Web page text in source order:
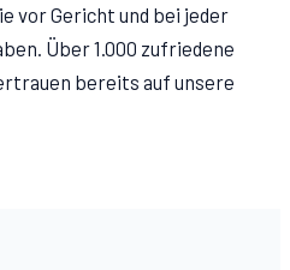
vor Gericht und bei jeder
Über 1.000 zufriedene
bereits auf unsere